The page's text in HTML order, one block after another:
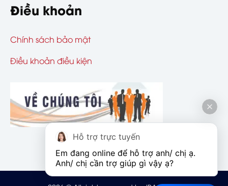
Điều khoản
Chính sách bảo mật
Điều khoản điều kiện
Hỗ trợ trực tuyến
Em đang online để hỗ trợ anh/ chị ạ.
Anh/ chị cần trợ giúp gì vậy ạ?